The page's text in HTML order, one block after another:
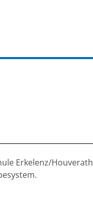
Erkelenz/Houverath